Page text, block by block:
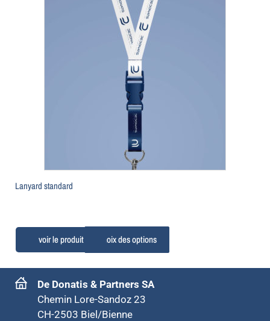
Lanyard standard
Choix des options
De Donatis & Partners SA
Chemin Lore-Sandoz 23
CH-2503 Biel/Bienne